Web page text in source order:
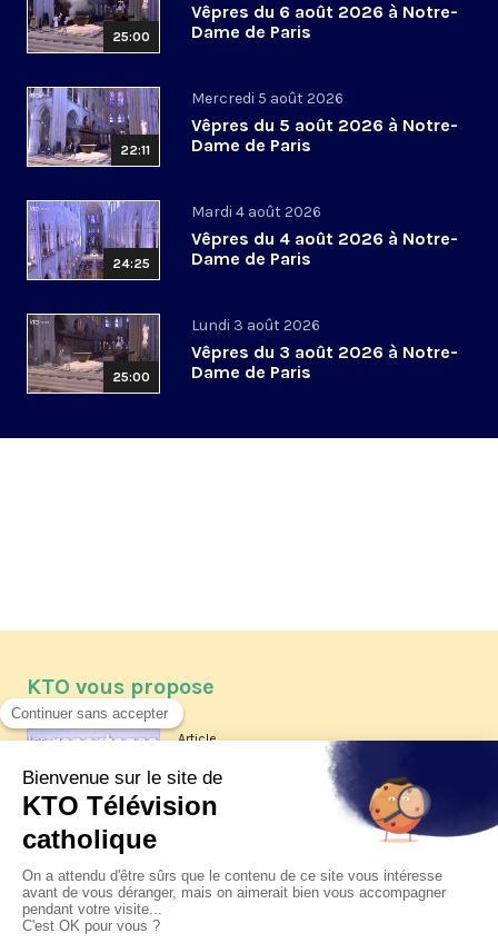
25:00
Vêpres du 6 août 2026 à Notre-
Dame de Paris
22:11
Mercredi 5 août 2026
Vêpres du 5 août 2026 à Notre-
Dame de Paris
24:25
Mardi 4 août 2026
Vêpres du 4 août 2026 à Notre-
Dame de Paris
25:00
Lundi 3 août 2026
Vêpres du 3 août 2026 à Notre-
Dame de Paris
KTO vous propose
Article
Les reportages d'été 2026 de KTO
La visite pastorale du pape Léon
XIV à Assise à suivre sur KTO le
jeudi 6 août